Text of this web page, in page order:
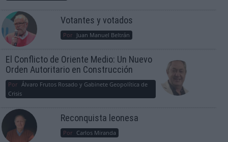
Votantes y votados
Por Juan Manuel Beltrán
El Conflicto de Oriente Medio: Un Nuevo
Orden Autoritario en Construcción
Por Álvaro Frutos Rosado y Gabinete Geopolítica de
Crisis
Reconquista leonesa
Por Carlos Miranda